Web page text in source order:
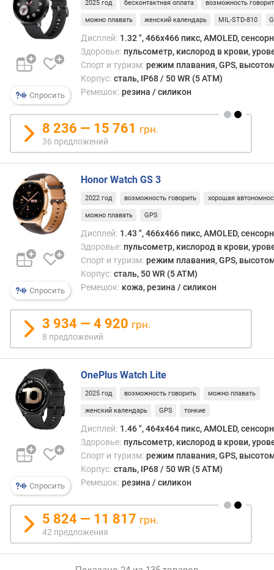
а
ц
и
ф
е
б
л
а
т
а
с
т
р
о
е
н
п
а
м
я
т
ь
W
i
-
F
з
р
к
а
у
Спросить
2025 год бесконтактная оплата возможность
можно плавать женский календарь MIL-STD-810
Дисплей: 1.32 ", 466x466 пикс, AMOLED,
Здоровье: пульсометр, кислород в крови,
Спорт и туризм: режим плавания, GPS,
Корпус: сталь, IP68 / 50 WR (5 ATM)
Ремешок: резина / силикон
8 236 — 15 761 грн.
36 предложений
Спросить
Honor Watch GS 3
2022 год возможность говорить хорошая
можно плавать GPS
Дисплей: 1.43 ", 466x466 пикс, AMOLED,
Здоровье: пульсометр, кислород в крови,
Спорт и туризм: режим плавания, GPS,
Корпус: сталь, 50 WR (5 ATM)
Ремешок: кожа, резина / силикон
3 934 — 4 920 грн.
8 предложений
Спросить
OnePlus Watch Lite
2025 год возможность говорить можно плавать
женский календарь GPS тонкие
Дисплей: 1.46 ", 464x464 пикс, AMOLED,
Здоровье: пульсометр, кислород в крови,
Спорт и туризм: режим плавания, GPS,
Корпус: сталь, IP68 / 50 WR (5 ATM)
Ремешок: резина / силикон
5 824 — 11 817 грн.
42 предложения